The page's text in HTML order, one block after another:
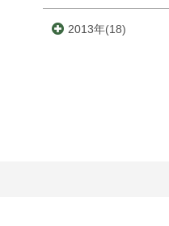
2013年(18)